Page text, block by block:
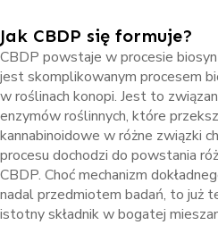
Jak CBDP się formuje?
CBDP powstaje w procesie
jest skomplikowanym procesem
w roślinach konopi. Jest to
enzymów roślinnych, które
kannabinoidowe w różne związki
procesu dochodzi do powstania
CBDP. Choć mechanizm
nadal przedmiotem badań, to już
istotny składnik w bogatej